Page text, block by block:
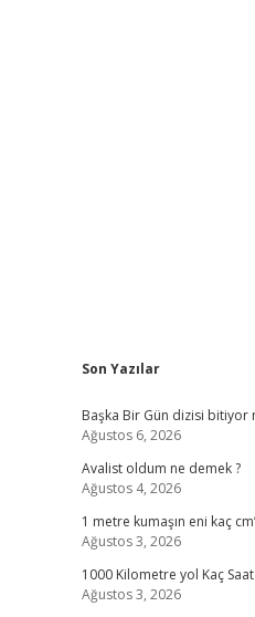
Sidebar
Son Yazılar
Başka Bir Gün dizisi bitiyor
Ağustos 6, 2026
Avalist oldum ne demek ?
Ağustos 4, 2026
1 metre kumaşın eni kaç
Ağustos 3, 2026
1000 Kilometre yol Kaç
Ağustos 3, 2026